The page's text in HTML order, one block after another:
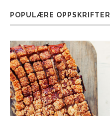
POPULÆRE OPPSKRIFTER